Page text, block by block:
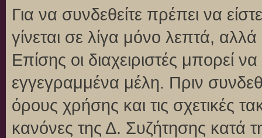
Για να συνδεθείτε πρέπει να
γίνεται σε λίγα μόνο λεπτά,
Επίσης οι διαχειριστές μπορεί
εγγεγραμμένα μέλη. Πριν
όρους χρήσης και τις σχετικές
κανόνες της Δ. Συζήτησης κατά